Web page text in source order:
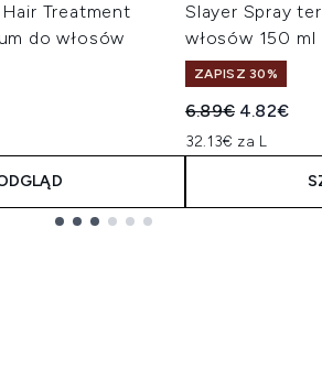
Treatment
do włosów
Slayer Spray
włosów 150 ml
ZAPISZ 30%
Sugerowana
6.89€ Aktualna
4.82€
32.13€ za L